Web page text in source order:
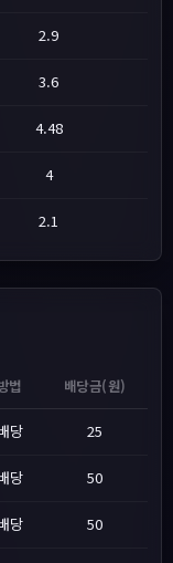
2.9
3.6
4.48
4
2.1
법 배당금(원)
당 25
당 50
당 50